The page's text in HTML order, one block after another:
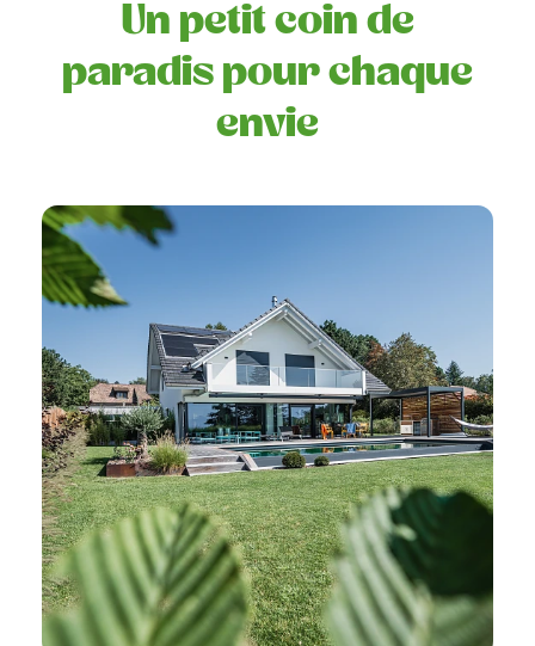
Un petit coin de
paradis pour chaque
envie